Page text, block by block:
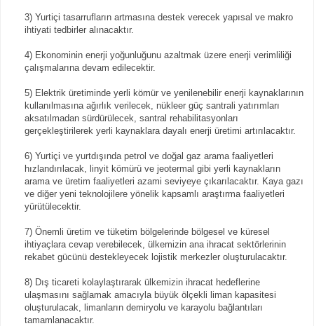
3) Yurtiçi tasarrufların artmasına destek verecek yapısal ve makro
ihtiyati tedbirler alınacaktır.
4) Ekonominin enerji yoğunluğunu azaltmak üzere enerji verimliliği
çalışmalarına devam edilecektir.
5) Elektrik üretiminde yerli kömür ve yenilenebilir enerji kaynaklarının
kullanılmasına ağırlık verilecek, nükleer güç santrali yatırımları
aksatılmadan sürdürülecek, santral rehabilitasyonları
gerçekleştirilerek yerli kaynaklara dayalı enerji üretimi artırılacaktır.
6) Yurtiçi ve yurtdışında petrol ve doğal gaz arama faaliyetleri
hızlandırılacak, linyit kömürü ve jeotermal gibi yerli kaynakların
arama ve üretim faaliyetleri azami seviyeye çıkarılacaktır. Kaya gazı
ve diğer yeni teknolojilere yönelik kapsamlı araştırma faaliyetleri
yürütülecektir.
7) Önemli üretim ve tüketim bölgelerinde bölgesel ve küresel
ihtiyaçlara cevap verebilecek, ülkemizin ana ihracat sektörlerinin
rekabet gücünü destekleyecek lojistik merkezler oluşturulacaktır.
8) Dış ticareti kolaylaştırarak ülkemizin ihracat hedeflerine
ulaşmasını sağlamak amacıyla büyük ölçekli liman kapasitesi
oluşturulacak, limanların demiryolu ve karayolu bağlantıları
tamamlanacaktır.